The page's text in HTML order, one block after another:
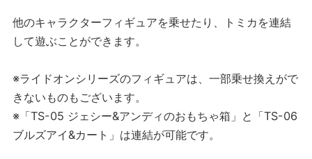
他のキャラクターフィギュアを乗せたり、トミカを連結
して遊ぶことができます。
※ライドオンシリーズのフィギュアは、一部乗せ換えがで
きないものもございます。
※「TS-05 ジェシー&アンディのおもちゃ箱」と「TS-06
ブルズアイ&カート」は連結が可能です。